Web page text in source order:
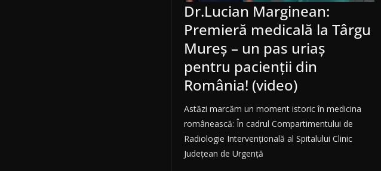
Dr.Lucian Marginean:
Premieră medicală la Târgu
Mureș – un pas uriaș
pentru pacienții din
România! (video)
Astăzi marcăm un moment istoric în medicina
românească: În cadrul Compartimentului de
Radiologie Intervențională al Spitalului Clinic
Județean de Urgență